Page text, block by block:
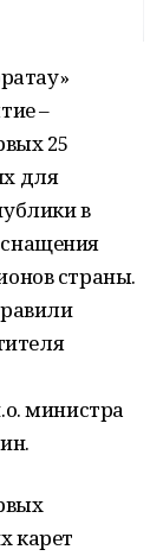
–
25
для
в
страны.
министра
карет